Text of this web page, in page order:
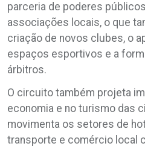
parceria de poderes
associações locais, o que
criação de novos clubes, o
espaços esportivos e a
árbitros.
O circuito também projeta
economia e no turismo das
movimenta os setores de
transporte e comércio local